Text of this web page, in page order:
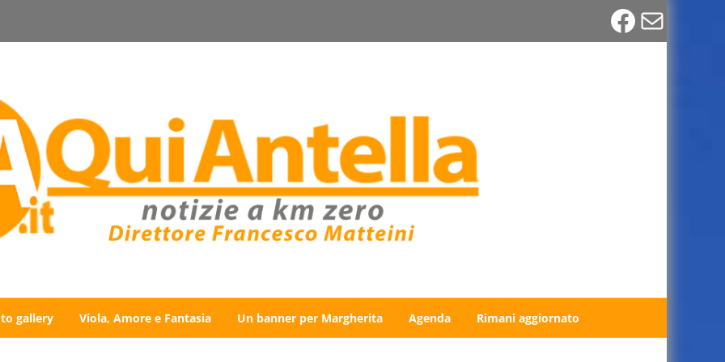
Email
gallery Viola, Amore e Fantasia Un banner per Margherita Agenda Rimani aggiornato